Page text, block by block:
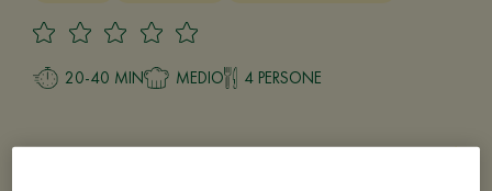
20-40 MIN MEDIO 4 PERSONE